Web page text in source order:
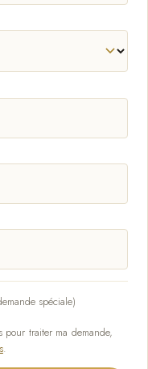
spéciale)
pour traiter ma demande,
.